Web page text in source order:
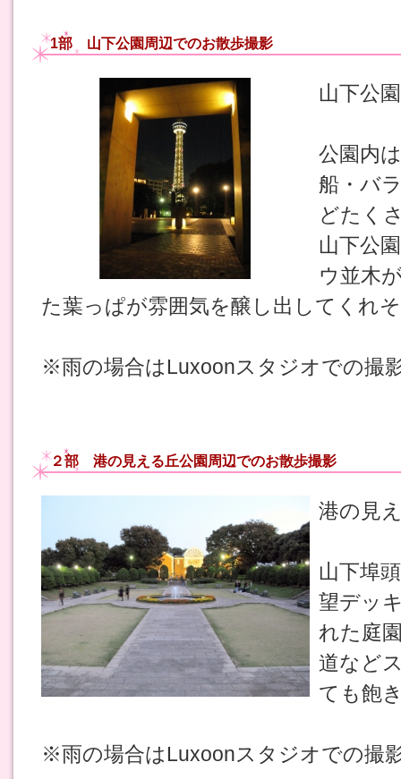
1部 山下公園周辺でのお散歩撮影
山下公
公園内
船・バ
どたく
山下公
ウ並木
た葉っぱが雰囲気を醸し出してくれ
※雨の場合はLuxoonスタジオでの撮
２部 港の見える丘公園周辺でのお散歩撮影
港の見
山下埠
望デッ
れた庭
道など
ても飽
※雨の場合はLuxoonスタジオでの撮